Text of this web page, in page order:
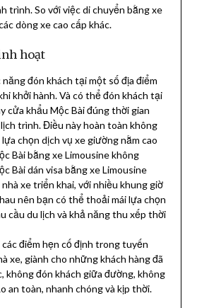
trình. So với việc di chuyển bằng xe
dòng xe cao cấp khác.
hoạt
đón khách tại một số địa điểm
khởi hành. Và có thể đón khách tại
cửa khẩu Mộc Bài đúng thời gian
trình. Điều này hoàn toàn không
chọn dịch vụ xe giường nằm cao
Bài bằng xe Limousine không
Bài dán visa bằng xe Limousine
xe triển khai, với nhiều khung giờ
nên bạn có thể thoải mái lựa chọn
cầu du lịch và khả năng thu xếp thời
điểm hẹn cố định trong tuyến
xe, giành cho những khách hàng đã
không đón khách giữa đường, không
an toàn, nhanh chóng và kịp thời.